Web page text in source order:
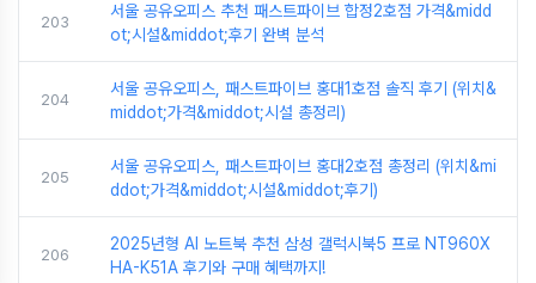
203
서울 공유오피스 추천 패스트파이브 합정2호점 가격&midd
ot;시설&middot;후기 완벽 분석
204
서울 공유오피스, 패스트파이브 홍대1호점 솔직 후기 (위치&
middot;가격&middot;시설 총정리)
205
서울 공유오피스, 패스트파이브 홍대2호점 총정리 (위치&mi
ddot;가격&middot;시설&middot;후기)
206
2025년형 AI 노트북 추천 삼성 갤럭시북5 프로 NT960X
HA-K51A 후기와 구매 혜택까지!